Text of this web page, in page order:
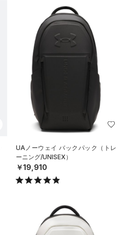
UAノーウェイ バックパック（トレ
ーニング/UNISEX）
￥19,910